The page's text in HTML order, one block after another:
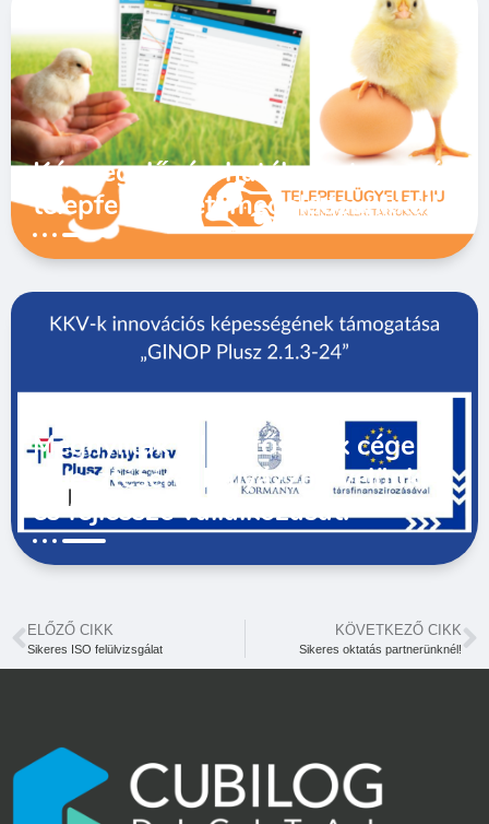
Kármegelőzés, hatékony termelés
telepfelügyeleti megoldásunkkal!
Megnyíltak a lehetőségek cége
fejlesztésére! Pályázzon velünk,
és fejlessze vállalkozását!
ELŐZŐ CIKK
Sikeres ISO felülvizsgálat
KÖVETKEZŐ CIKK
Sikeres oktatás partnerünknél!